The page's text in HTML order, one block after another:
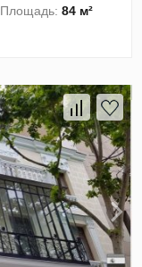
Площадь:84 м²